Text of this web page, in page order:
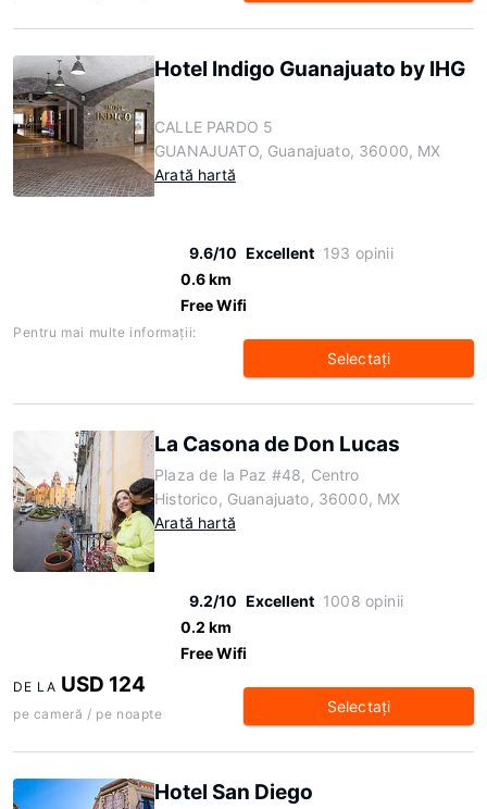
Hotel Indigo Guanajuato by IHG
CALLE PARDO 5
GUANAJUATO, Guanajuato, 36000, MX
Arată hartă
9.6/10 Excellent 193 opinii
0.6 km
Free Wifi
Pentru mai multe informaţii:
Selectaţi
La Casona de Don Lucas
Plaza de la Paz #48, Centro
Historico, Guanajuato, 36000, MX
Arată hartă
9.2/10 Excellent 1008 opinii
0.2 km
Free Wifi
DE LA USD 124
pe cameră / pe noapte Selectaţi
Hotel San Diego